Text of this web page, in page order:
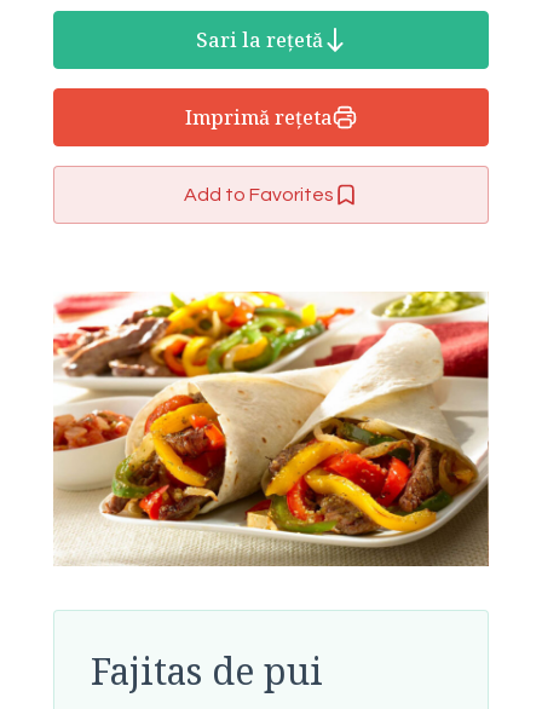
Sari la rețetă
Imprimă rețeta
Add to Favorites
Fajitas de pui